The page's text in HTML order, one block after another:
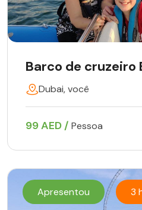
Barco de cruzeiro
Dubai, você
99 AED / Pessoa
Apresentou 3